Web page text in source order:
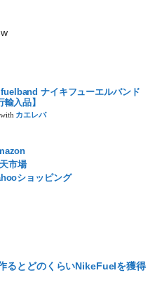
ナイキフューエルバンド
輸入品】
カエレバ
市場
ショッピング
るとどのくらいNikeFuelを獲得